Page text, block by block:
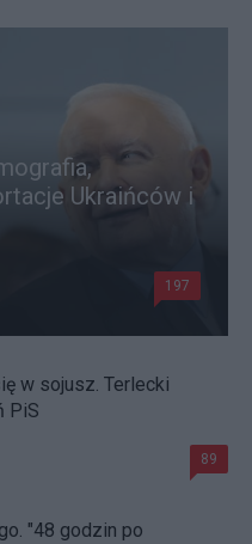
Ukraińców i
197
w sojusz. Terlecki
PiS
89
"48 godzin po